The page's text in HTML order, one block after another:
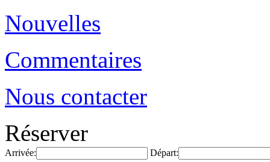
Nouvelles
Commentaires
Nous contacter
Réserver
Arrivée: Départ: